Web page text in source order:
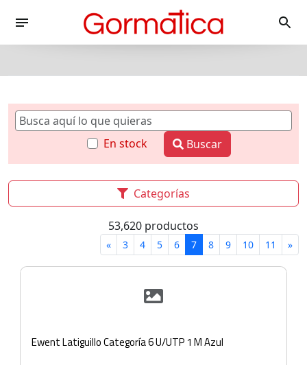
En stock Buscar
Categorías
53,620 productos
« 3 4 5 6 7 8 9 10 11 »
Ewent Latiguillo Categoría 6 U/UTP 1 M Azul